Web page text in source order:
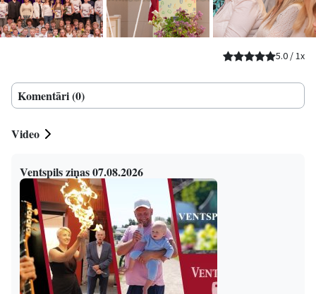
5.0/1x
Komentāri (0)
Video
Ventspils ziņas 07.08.2026